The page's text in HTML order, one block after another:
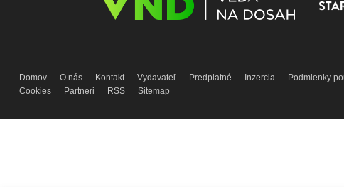
Domov O nás Kontakt Vydavateľ Predplatné Inzercia Podmienky
Cookies
Partneri RSS Sitemap